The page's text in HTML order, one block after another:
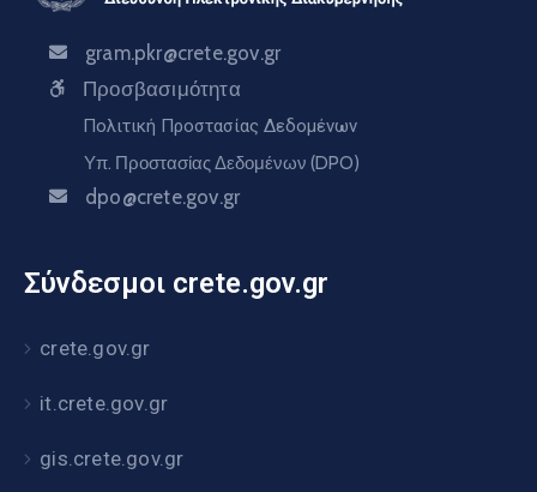
gram.pkr@crete.gov.gr
Προσβασιμότητα
Πολιτική Προστασίας Δεδομένων
Υπ. Προστασίας Δεδομένων (DPO)
dpo@crete.gov.gr
Σύνδεσμοι crete.gov.gr
crete.gov.gr
it.crete.gov.gr
gis.crete.gov.gr